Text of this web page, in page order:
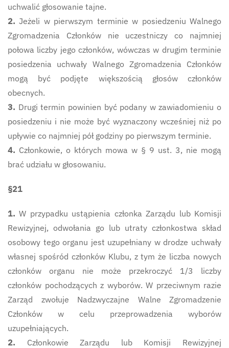
uchwalić głosowanie tajne.
2. Jeżeli w pierwszym terminie w posiedzeniu Walnego
Zgromadzenia Członków nie uczestniczy co najmniej
połowa liczby jego członków, wówczas w drugim terminie
posiedzenia uchwały Walnego Zgromadzenia Członków
mogą być podjęte większością głosów członków
obecnych.
3. Drugi termin powinien być podany w zawiadomieniu o
posiedzeniu i nie może być wyznaczony wcześniej niż po
upływie co najmniej pół godziny po pierwszym terminie.
4. Członkowie, o których mowa w § 9 ust. 3, nie mogą
brać udziału w głosowaniu.
§21
1. W przypadku ustąpienia członka Zarządu lub Komisji
Rewizyjnej, odwołania go lub utraty członkostwa skład
osobowy tego organu jest uzupełniany w drodze uchwały
własnej spośród członków Klubu, z tym że liczba nowych
członków organu nie może przekroczyć 1/3 liczby
członków pochodzących z wyborów. W przeciwnym razie
Zarząd zwołuje Nadzwyczajne Walne Zgromadzenie
Członków w celu przeprowadzenia wyborów
uzupełniających.
2.
Członkowie Zarządu lub Komisji Rewizyjnej